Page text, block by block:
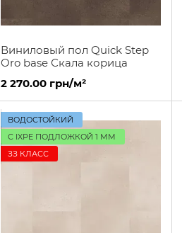
Виниловый пол Quick Step
Oro base Скала корица
2 270.00 грн/м²
ВОДОСТОЙКИЙ
С IXPE ПОДЛОЖКОЙ 1 ММ
ЗЗ КЛАСС